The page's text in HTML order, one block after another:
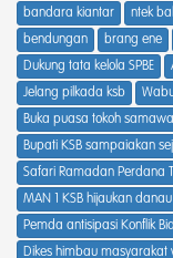
bandara kiantar
ntek
bendungan
brang ene
Dukung tata kelola SPBE
Jelang pilkada ksb
Buka puasa tokoh
Bupati KSB sampaiakan
Safari Ramadan Perdana
MAN 1 KSB hijaukan
Pemda antisipasi Konflik
Dikes himbau